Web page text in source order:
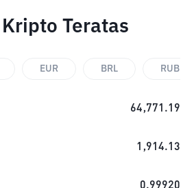
Teratas
EUR BRL RUB
64,771.19
1,914.13